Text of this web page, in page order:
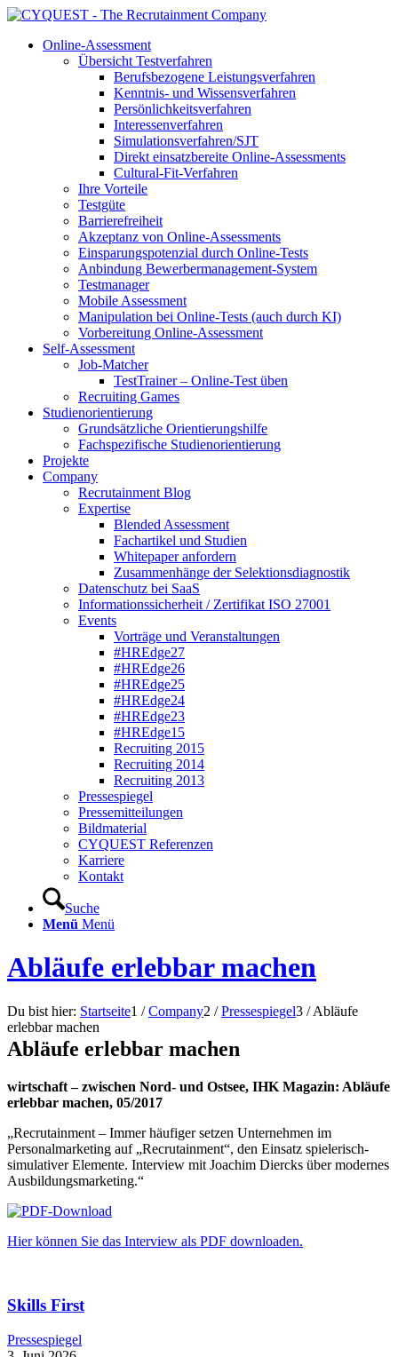
Online-Assessment
Übersicht Testverfahren
Berufsbezogene Leistungsverfahren
Kenntnis- und Wissensverfahren
Persönlichkeitsverfahren
Interessenverfahren
Simulationsverfahren/SJT
Direkt einsatzbereite Online-Assessments
Cultural-Fit-Verfahren
Ihre Vorteile
Testgüte
Barrierefreiheit
Akzeptanz von Online-Assessments
Einsparungspotenzial durch Online-Tests
Anbindung Bewerbermanagement-System
Testmanager
Mobile Assessment
Manipulation bei Online-Tests (auch durch KI)
Vorbereitung Online-Assessment
Self-Assessment
Job-Matcher
TestTrainer – Online-Test üben
Recruiting Games
Studienorientierung
Grundsätzliche Orientierungshilfe
Fachspezifische Studienorientierung
Projekte
Company
Recrutainment Blog
Expertise
Blended Assessment
Fachartikel und Studien
Whitepaper anfordern
Zusammenhänge der Selektionsdiagnostik
Datenschutz bei SaaS
Informationssicherheit / Zertifikat ISO 27001
Events
Vorträge und Veranstaltungen
#HREdge27
#HREdge26
#HREdge25
#HREdge24
#HREdge23
#HREdge15
Recruiting 2015
Recruiting 2014
Recruiting 2013
Pressespiegel
Pressemitteilungen
Bildmaterial
CYQUEST Referenzen
Karriere
Kontakt
Suche
Menü Menü
Abläufe erlebbar machen
Du bist hier: Startseite1 / Company2 / Pressespiegel3 / Abläufe
erlebbar machen
Abläufe erlebbar machen
wirtschaft – zwischen Nord- und Ostsee, IHK Magazin: Abläufe
erlebbar machen, 05/2017
„Recrutainment – Immer häufiger setzen Unternehmen im
Personalmarketing auf „Recrutainment“, den Einsatz spielerisch-
simulativer Elemente. Interview mit Joachim Diercks über modernes
Ausbildungsmarketing.“
Hier können Sie das Interview als PDF downloaden.
Skills First
Pressespiegel